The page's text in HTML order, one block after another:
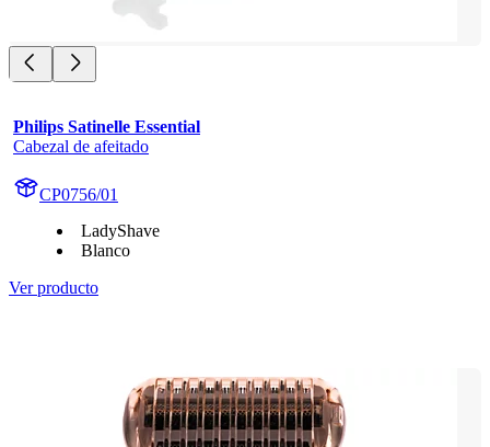
Philips Satinelle Essential
Cabezal de afeitado
CP0756/01
LadyShave
Blanco
Ver producto